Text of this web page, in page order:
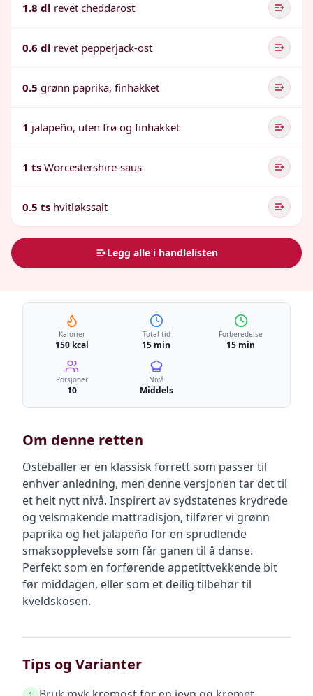
1.8 dl revet cheddarost
0.6 dl revet pepperjack-ost
0.5 grønn paprika, finhakket
1 jalapeño, uten frø og finhakket
1 ts Worcestershire-saus
0.5 ts hvitløkssalt
Legg alle i handlelisten
Kalorier
150 kcal
Total tid
15 min
Forberedelse
15 min
Porsjoner
10
Nivå
Middels
Om denne retten
Osteballer er en klassisk forrett som passer til
enhver anledning, men denne versjonen tar det til
et helt nytt nivå. Inspirert av sydstatenes krydrede
og velsmakende mattradisjon, tilfører vi grønn
paprika og het jalapeño for en sprudlende
smaksopplevelse som får ganen til å danse.
Perfekt som en forførende appetittvekkende bit
før middagen, eller som et deilig tilbehør til
kveldskosen.
Tips og Varianter